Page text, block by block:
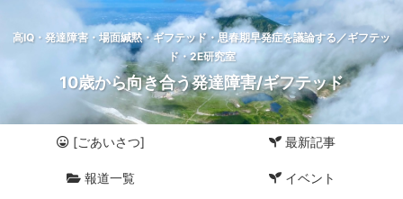
高IQ・発達障害・場面緘黙・ギフテッド・思春期早発症を議論する／ギフテッ
ド・2E研究室
10歳から向き合う発達障害/ギフテッド
[ごあいさつ] 最新記事
報道一覧 イベント